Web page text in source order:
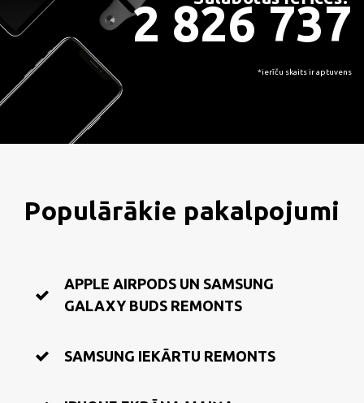
2 826 737
*ierīču skaits ir aptuvens
Populārākie pakalpojumi
APPLE AIRPODS UN SAMSUNG
GALAXY BUDS REMONTS
SAMSUNG IEKĀRTU REMONTS